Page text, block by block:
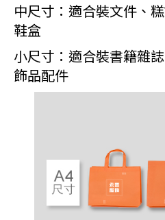
中尺寸：適合裝文件、
鞋盒
小尺寸：適合裝書籍雜
飾品配件